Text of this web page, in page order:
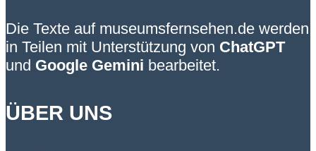
Die Texte auf museumsfernsehen.de werden
in Teilen mit Unterstützung von ChatGPT
und Google Gemini bearbeitet.
ÜBER UNS